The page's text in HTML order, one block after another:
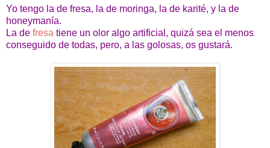
Yo tengo la de fresa, la de moringa, la de karité, y la de
honeymanía.
La de fresa tiene un olor algo artificial, quizá sea el menos
conseguido de todas, pero, a las golosas, os gustará.